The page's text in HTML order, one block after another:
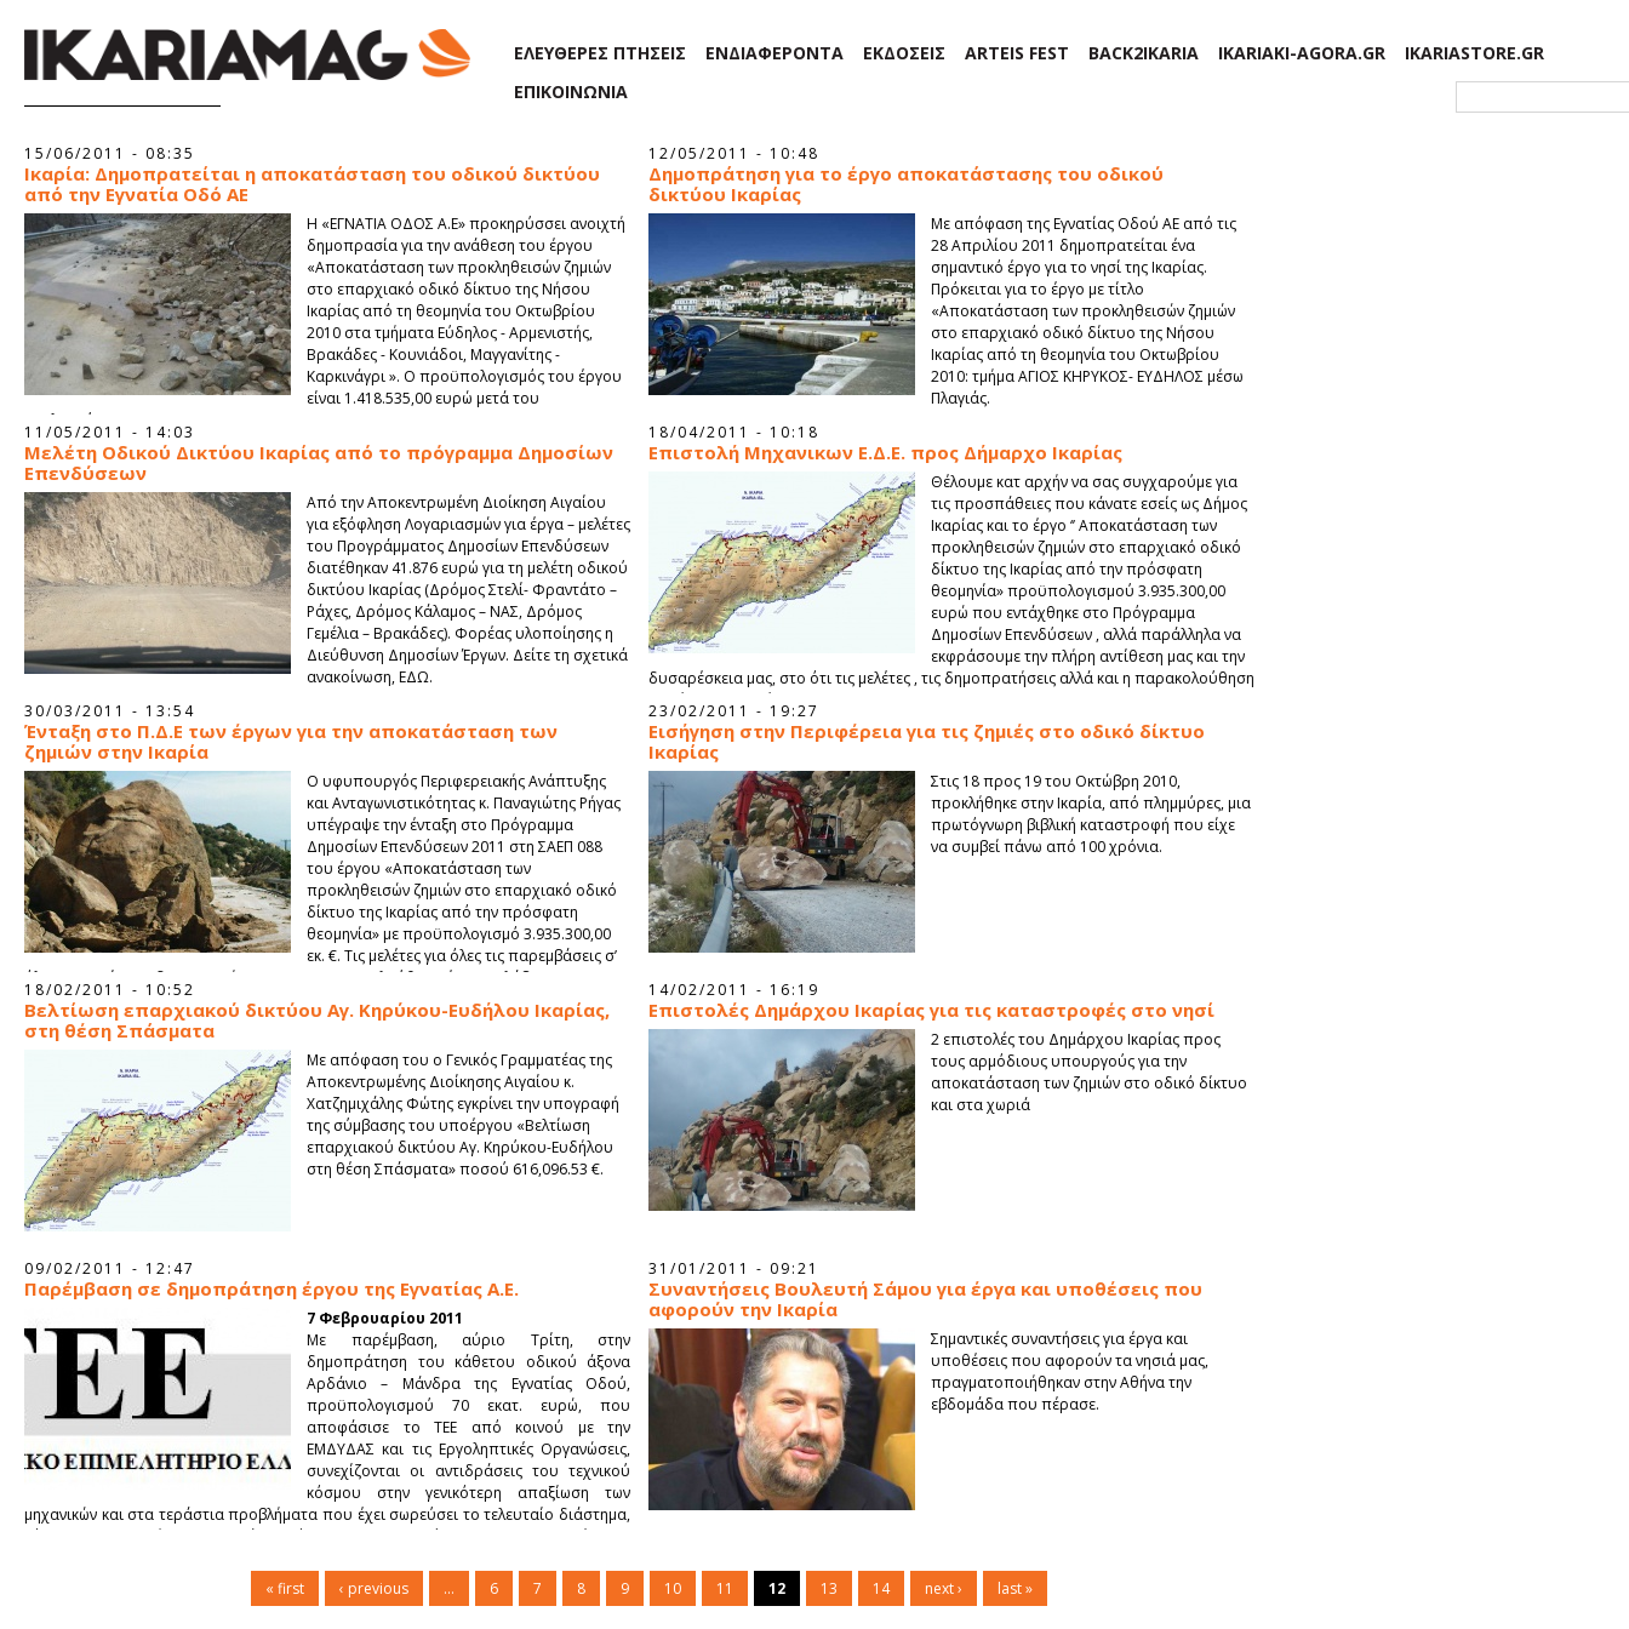
ΕΛΕΥΘΕΡΕΣ ΠΤΗΣΕΙΣ ΕΝΔΙΑΦΕΡΟΝΤΑ ΕΚΔΟΣΕΙΣ ARTEIS FEST BACK2IKARIA IKARIAKI-AGORA.GR
IKARIASTORE.GR
ΕΠΙΚΟΙΝΩΝΙΑ
15/06/2011 - 08:35
Ικαρία: Δημοπρατείται η αποκατάσταση του οδικού δικτύου
από την Εγνατία Οδό ΑΕ
Η «ΕΓΝΑΤΙΑ ΟΔΟΣ Α.Ε» προκηρύσσει ανοιχτή
δημοπρασία για την ανάθεση του έργου
«Αποκατάσταση των προκληθεισών ζημιών
στο επαρχιακό οδικό δίκτυο της Νήσου
Ικαρίας από τη θεομηνία του Οκτωβρίου
2010 στα τμήματα Εύδηλος - Αρμενιστής,
Βρακάδες - Κουνιάδοι, Μαγγανίτης -
Καρκινάγρι ». Ο προϋπολογισμός του έργου
είναι 1.418.535,00 ευρώ μετά του
αναλογούντα ΦΠΑ.
12/05/2011 - 10:48
Δημοπράτηση για το έργο αποκατάστασης του οδικού
δικτύου Ικαρίας
Με απόφαση της Εγνατίας Οδού ΑΕ από τις
28 Απριλίου 2011 δημοπρατείται ένα
σημαντικό έργο για το νησί της Ικαρίας.
Πρόκειται για το έργο με τίτλο
«Αποκατάσταση των προκληθεισών ζημιών
στο επαρχιακό οδικό δίκτυο της Νήσου
Ικαρίας από τη θεομηνία του Οκτωβρίου
2010: τμήμα ΑΓΙΟΣ ΚΗΡΥΚΟΣ- ΕΥΔΗΛΟΣ μέσω
Πλαγιάς.
11/05/2011 - 14:03
Μελέτη Οδικού Δικτύου Ικαρίας από το πρόγραμμα Δημοσίων
Επενδύσεων
Από την Αποκεντρωμένη Διοίκηση Αιγαίου
για εξόφληση Λογαριασμών για έργα – μελέτες
του Προγράμματος Δημοσίων Επενδύσεων
διατέθηκαν 41.876 ευρώ για τη μελέτη οδικού
δικτύου Ικαρίας (Δρόμος Στελί- Φραντάτο –
Ράχες, Δρόμος Κάλαμος – ΝΑΣ, Δρόμος
Γεμέλια – Βρακάδες). Φορέας υλοποίησης η
Διεύθυνση Δημοσίων Έργων. Δείτε τη σχετικά
ανακοίνωση, ΕΔΩ.
18/04/2011 - 10:18
Επιστολή Μηχανικων Ε.Δ.Ε. προς Δήμαρχο Ικαρίας
Θέλουμε κατ αρχήν να σας συγχαρούμε για
τις προσπάθειες που κάνατε εσείς ως Δήμος
Ικαρίας και το έργο ‘’ Αποκατάσταση των
προκληθεισών ζημιών στο επαρχιακό οδικό
δίκτυο της Ικαρίας από την πρόσφατη
θεομηνία» προϋπολογισμού 3.935.300,00
ευρώ που εντάχθηκε στο Πρόγραμμα
Δημοσίων Επενδύσεων , αλλά παράλληλα να
εκφράσουμε την πλήρη αντίθεση μας και την
δυσαρέσκεια μας, στο ότι τις μελέτες , τις δημοπρατήσεις αλλά και η παρακολούθηση
των έργων , ανατέθηκαν στην ΕΓΝΑΤΙΑ Α.Ε.
30/03/2011 - 13:54
Ένταξη στο Π.Δ.Ε των έργων για την αποκατάσταση των
ζημιών στην Ικαρία
Ο υφυπουργός Περιφερειακής Ανάπτυξης
και Ανταγωνιστικότητας κ. Παναγιώτης Ρήγας
υπέγραψε την ένταξη στο Πρόγραμμα
Δημοσίων Επενδύσεων 2011 στη ΣΑΕΠ 088
του έργου «Αποκατάσταση των
προκληθεισών ζημιών στο επαρχιακό οδικό
δίκτυο της Ικαρίας από την πρόσφατη
θεομηνία» με προϋπολογισμό 3.935.300,00
εκ. €. Τις μελέτες για όλες τις παρεμβάσεις σ’
όλη την Ικαρία, τις δημοπρατήσεις και την παρακολούθηση έχει αναλάβει η ΕΓΝΑΤΙΑ
ΑΕ με προγραμματική Σύμβαση με την Νομαρχιακή Αυτοδιοίκηση αρχικά και την
Περιφέρεια Βορείου Αιγαίου στη συνέχεια.
23/02/2011 - 19:27
Εισήγηση στην Περιφέρεια για τις ζημιές στο οδικό δίκτυο
Ικαρίας
Στις 18 προς 19 του Οκτώβρη 2010,
προκλήθηκε στην Ικαρία, από πλημμύρες, μια
πρωτόγνωρη βιβλική καταστροφή που είχε
να συμβεί πάνω από 100 χρόνια.
18/02/2011 - 10:52
Βελτίωση επαρχιακού δικτύου Αγ. Κηρύκου-Ευδήλου Ικαρίας,
στη θέση Σπάσματα
Με απόφαση του ο Γενικός Γραμματέας της
Αποκεντρωμένης Διοίκησης Αιγαίου κ.
Χατζημιχάλης Φώτης εγκρίνει την υπογραφή
της σύμβασης του υποέργου «Βελτίωση
επαρχιακού δικτύου Αγ. Κηρύκου-Ευδήλου
στη θέση Σπάσματα» ποσού 616,096.53 €.
14/02/2011 - 16:19
Επιστολές Δημάρχου Ικαρίας για τις καταστροφές στο νησί
2 επιστολές του Δημάρχου Ικαρίας προς
τους αρμόδιους υπουργούς για την
αποκατάσταση των ζημιών στο οδικό δίκτυο
και στα χωριά
09/02/2011 - 12:47
Παρέμβαση σε δημοπράτηση έργου της Εγνατίας Α.Ε.
7 Φεβρουαρίου 2011
Με παρέμβαση, αύριο Τρίτη, στην
δημοπράτηση του κάθετου οδικού άξονα
Αρδάνιο – Μάνδρα της Εγνατίας Οδού,
προϋπολογισμού 70 εκατ. ευρώ, που
αποφάσισε το ΤΕΕ από κοινού με την
ΕΜΔΥΔΑΣ και τις Εργοληπτικές Οργανώσεις,
συνεχίζονται οι αντιδράσεις του τεχνικού
κόσμου στην γενικότερη απαξίωση των
μηχανικών και στα τεράστια προβλήματα που έχει σωρεύσει το τελευταίο διάστημα,
τόσο στις επιχειρήσεις του κλάδου, όσο και στους ελεύθερους επαγγελματίες και
31/01/2011 - 09:21
Συναντήσεις Βουλευτή Σάμου για έργα και υποθέσεις που
αφορούν την Ικαρία
Σημαντικές συναντήσεις για έργα και
υποθέσεις που αφορούν τα νησιά μας,
πραγματοποιήθηκαν στην Αθήνα την
εβδομάδα που πέρασε.
« first ‹ previous … 6 7 8 9 10 11 12 13 14 next › last »